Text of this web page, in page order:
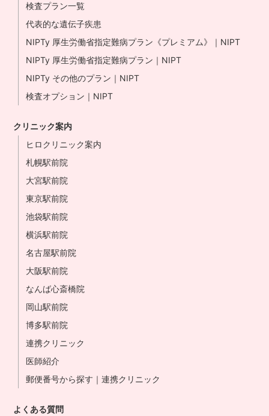
検査プラン一覧
代表的な遺伝子疾患
NIPTy 厚生労働省指定難病プラン《プレミアム》｜NIPT
NIPTy 厚生労働省指定難病プラン｜NIPT
NIPTy その他のプラン｜NIPT
検査オプション｜NIPT
クリニック案内
ヒロクリニック案内
札幌駅前院
大宮駅前院
東京駅前院
池袋駅前院
横浜駅前院
名古屋駅前院
大阪駅前院
なんば心斎橋院
岡山駅前院
博多駅前院
連携クリニック
医師紹介
郵便番号から探す｜連携クリニック
よくある質問